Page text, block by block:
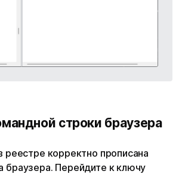
строки браузера
реестре корректно прописана
браузера. Перейдите к ключу